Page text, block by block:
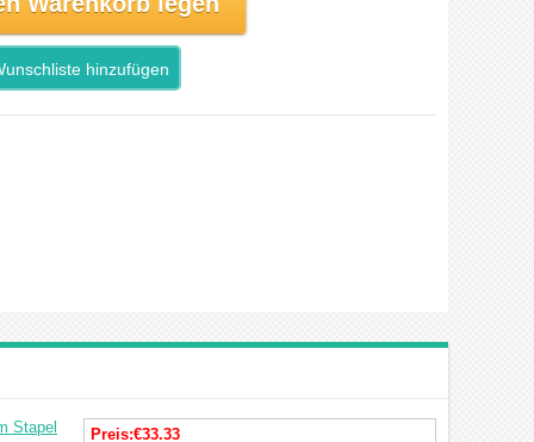
hinzufügen
Stapel
Preis:€33.33